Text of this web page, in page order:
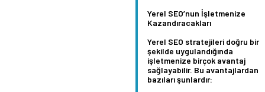
Yerel SEO’nun İşletmenize
Kazandıracakları
Yerel SEO stratejileri doğru bir
şekilde uygulandığında
işletmenize birçok avantaj
sağlayabilir. Bu avantajlardan
bazıları şunlardır: